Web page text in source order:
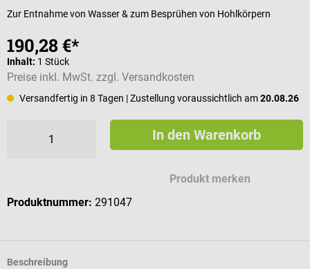
Zur Entnahme von Wasser & zum Besprühen von Hohlkörpern
190,28 €*
Inhalt: 1 Stück
Preise inkl. MwSt. zzgl. Versandkosten
Versandfertig in 8 Tagen | Zustellung voraussichtlich am20.08.26
In den Warenkorb
Produkt merken
Produktnummer: 291047
Beschreibung